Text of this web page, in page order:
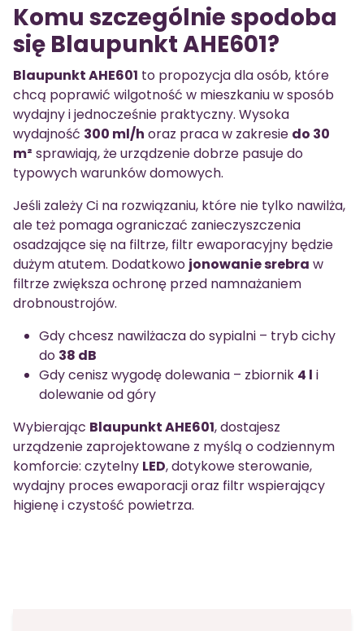
Komu szczególnie spodoba
się Blaupunkt AHE601?
Blaupunkt AHE601 to propozycja dla osób, które
chcą poprawić wilgotność w mieszkaniu w sposób
wydajny i jednocześnie praktyczny. Wysoka
wydajność 300 ml/h oraz praca w zakresie do 30
m² sprawiają, że urządzenie dobrze pasuje do
typowych warunków domowych.
Jeśli zależy Ci na rozwiązaniu, które nie tylko nawilża,
ale też pomaga ograniczać zanieczyszczenia
osadzające się na filtrze, filtr ewaporacyjny będzie
dużym atutem. Dodatkowo jonowanie srebra w
filtrze zwiększa ochronę przed namnażaniem
drobnoustrojów.
Gdy chcesz nawilżacza do sypialni – tryb cichy
do 38 dB
Gdy cenisz wygodę dolewania – zbiornik 4 l i
dolewanie od góry
Wybierając Blaupunkt AHE601, dostajesz
urządzenie zaprojektowane z myślą o codziennym
komforcie: czytelny LED, dotykowe sterowanie,
wydajny proces ewaporacji oraz filtr wspierający
higienę i czystość powietrza.